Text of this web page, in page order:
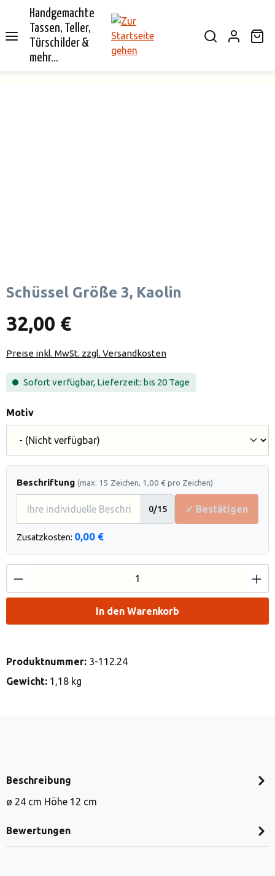
springen
Handgemachte
Tassen, Teller,
Türschilder &
mehr...
Schüssel Größe 3, Kaolin
32,00 €
Preise inkl. MwSt. zzgl. Versandkosten
Sofort verfügbar, Lieferzeit: bis 20 Tage
Motivauswählen
Beschriftung (max. 15 Zeichen, 1,00 € pro Zeichen)
0/15 ✓ Bestätigen
Zusatzkosten: 0,00 €
Produkt Anzahl: Gib den gewünschten
In den Warenkorb
Produktnummer: 3-112.24
Gewicht: 1,18 kg
Beschreibung
ø 24 cm Höhe 12 cm
Bewertungen